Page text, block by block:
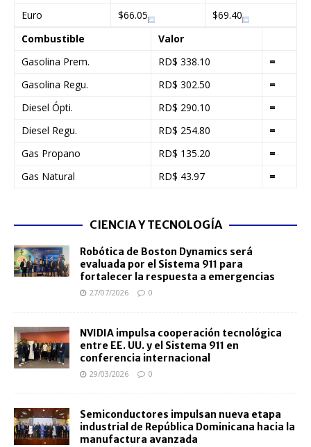
Euro
$66.05
$69.40
Combustible
Valor
Gasolina Prem.
RD$ 338.10
=
Gasolina Regu.
RD$ 302.50
=
Diesel Ópti.
RD$ 290.10
=
Diesel Regu.
RD$ 254.80
=
Gas Propano
RD$ 135.20
=
Gas Natural
RD$ 43.97 =
CIENCIA Y TECNOLOGÍA
Robótica de Boston Dynamics será
evaluada por el Sistema 911 para
fortalecer la respuesta a emergencias
27/07/2026 0
NVIDIA impulsa cooperación tecnológica
entre EE. UU. y el Sistema 911 en
conferencia internacional
29/03/2026 0
Semiconductores impulsan nueva etapa
industrial de República Dominicana hacia la
manufactura avanzada